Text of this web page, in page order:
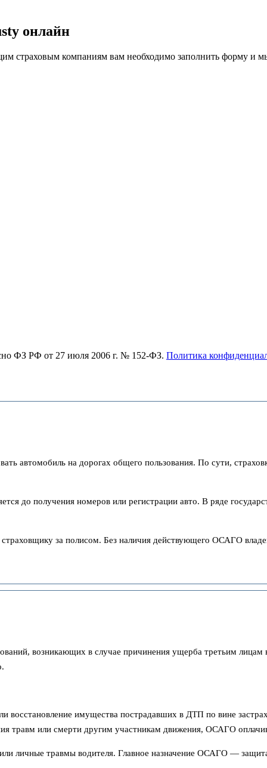
онлайн
компаниям вам необходимо заполнить форму и
ФЗ РФ от 27 июля 2006 г. № 152-ФЗ. Политика
автомобиль на дорогах общего пользования. По сути,
до получения номеров или регистрации авто. В ряде
за полисом. Без наличия действующего ОСАГО
возникающих в случае причинения ущерба третьим лицам
восстановление имущества пострадавших в ДТП по вине
травм или смерти другим участникам движения, ОСАГО
личные травмы водителя. Главное назначение ОСАГО —